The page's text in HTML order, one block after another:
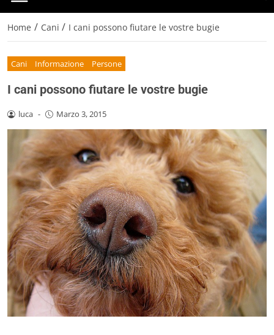
Home / Cani / I cani possono fiutare le vostre bugie
Cani Informazione Persone
I cani possono fiutare le vostre bugie
luca - Marzo 3, 2015